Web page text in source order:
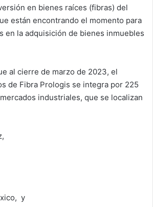
en bienes raíces (fibras) del
están encontrando el momento para
en la adquisición de bienes inmuebles
al cierre de marzo de 2023, el
de Fibra Prologis se integra por 225
industriales, que se localizan
y